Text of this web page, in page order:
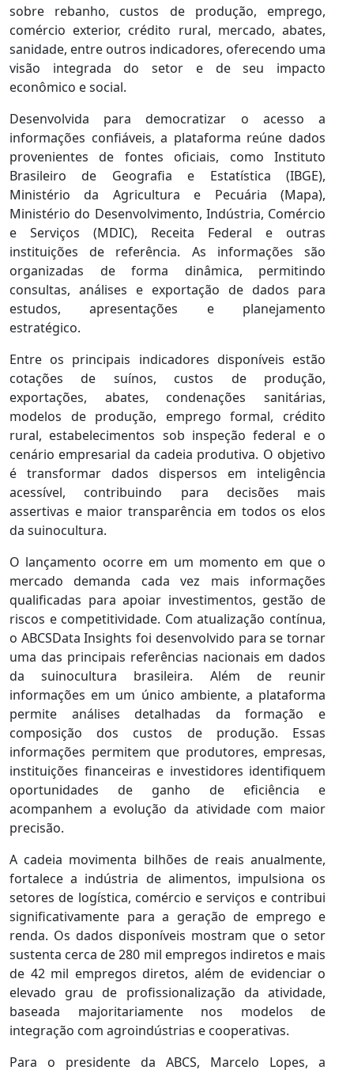
sobre rebanho, custos de produção, emprego,
comércio exterior, crédito rural, mercado, abates,
sanidade, entre outros indicadores, oferecendo uma
visão integrada do setor e de seu impacto
econômico e social.
Desenvolvida para democratizar o acesso a
informações confiáveis, a plataforma reúne dados
provenientes de fontes oficiais, como Instituto
Brasileiro de Geografia e Estatística (IBGE),
Ministério da Agricultura e Pecuária (Mapa),
Ministério do Desenvolvimento, Indústria, Comércio
e Serviços (MDIC), Receita Federal e outras
instituições de referência. As informações são
organizadas de forma dinâmica, permitindo
consultas, análises e exportação de dados para
estudos, apresentações e planejamento
estratégico.
Entre os principais indicadores disponíveis estão
cotações de suínos, custos de produção,
exportações, abates, condenações sanitárias,
modelos de produção, emprego formal, crédito
rural, estabelecimentos sob inspeção federal e o
cenário empresarial da cadeia produtiva. O objetivo
é transformar dados dispersos em inteligência
acessível, contribuindo para decisões mais
assertivas e maior transparência em todos os elos
da suinocultura.
O lançamento ocorre em um momento em que o
mercado demanda cada vez mais informações
qualificadas para apoiar investimentos, gestão de
riscos e competitividade. Com atualização contínua,
o ABCSData Insights foi desenvolvido para se tornar
uma das principais referências nacionais em dados
da suinocultura brasileira. Além de reunir
informações em um único ambiente, a plataforma
permite análises detalhadas da formação e
composição dos custos de produção. Essas
informações permitem que produtores, empresas,
instituições financeiras e investidores identifiquem
oportunidades de ganho de eficiência e
acompanhem a evolução da atividade com maior
precisão.
A cadeia movimenta bilhões de reais anualmente,
fortalece a indústria de alimentos, impulsiona os
setores de logística, comércio e serviços e contribui
significativamente para a geração de emprego e
renda. Os dados disponíveis mostram que o setor
sustenta cerca de 280 mil empregos indiretos e mais
de 42 mil empregos diretos, além de evidenciar o
elevado grau de profissionalização da atividade,
baseada majoritariamente nos modelos de
integração com agroindústrias e cooperativas.
Para o presidente da ABCS, Marcelo Lopes, a